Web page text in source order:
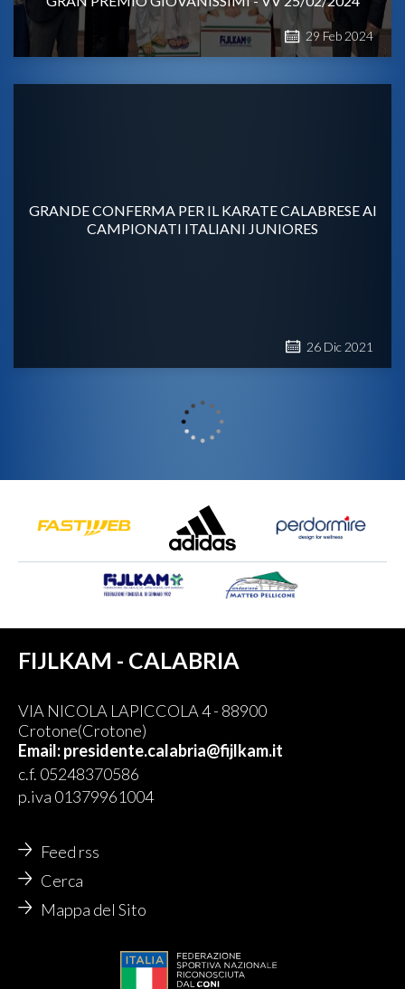
29 Feb 2024
GRANDE CONFERMA PER IL KARATE CALABRESE AI
CAMPIONATI ITALIANI JUNIORES
26 Dic 2021
FIJLKAM - CALABRIA
VIA NICOLA LAPICCOLA 4 - 88900
Crotone(Crotone)
Email: presidente.calabria@fijlkam.it
c.f. 05248370586
p.iva 01379961004
Feed rss
Cerca
Mappa del Sito